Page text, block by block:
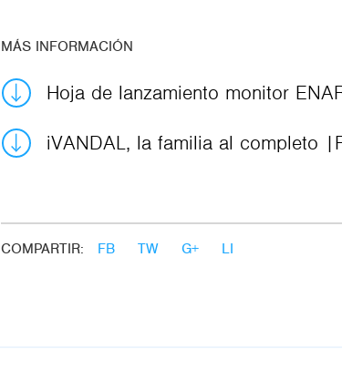
MÁS INFORMACIÓN
Hoja de lanzamiento monitor
iVANDAL, la familia al completo
COMPARTIR: FB TW G+ LI